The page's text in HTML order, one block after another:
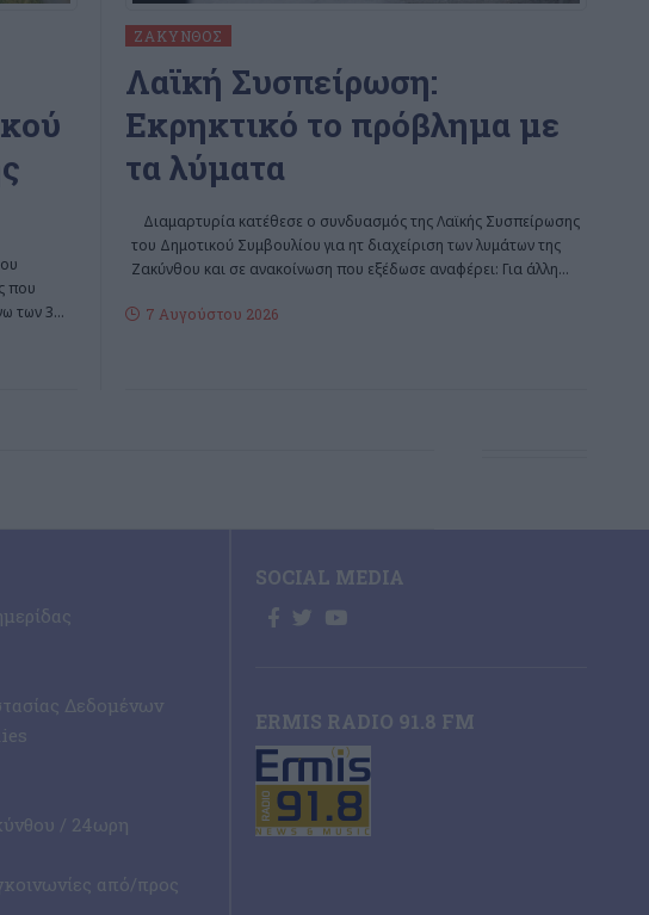
που
των 3…
ΖΆΚΥΝΘΟΣ
Λαϊκή Συσπείρωση:
Εκρηκτικό το πρόβλημα με
τα λύματα
Διαμαρτυρία κατέθεσε ο συνδυασμός της Λαϊκής Συσπείρωσης
του Δημοτικού Συμβουλίου για ητ διαχείριση των λυμάτων της
Ζακύνθου και σε ανακοίνωση που εξέδωσε αναφέρει: Για άλλη…
7 Αυγούστου 2026
Δεδομένων
/ 24ωρη
από/προς
SOCIAL MEDIA
ERMIS RADIO 91.8 FM